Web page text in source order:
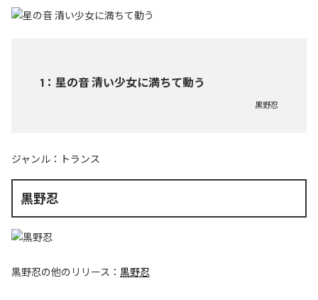
1 ： 星の音 清い少女に満ちて動う
黒野忍
ジャンル： トランス
黒野忍
黒野忍の他のリリース： 黒野忍